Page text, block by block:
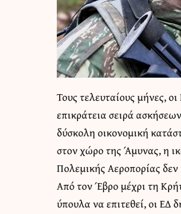
Τους τελευταίους μήνες,
επικράτεια σειρά
δύσκολη οικονομική
στον χώρο της Άμυνας, η
Πολεμικής Αεροπορίας
Από τον Έβρο μέχρι τη
ύπουλα να επιτεθεί, οι ΕΔ